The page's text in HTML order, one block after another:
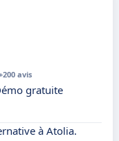
avis
gratuite
à Atolia.